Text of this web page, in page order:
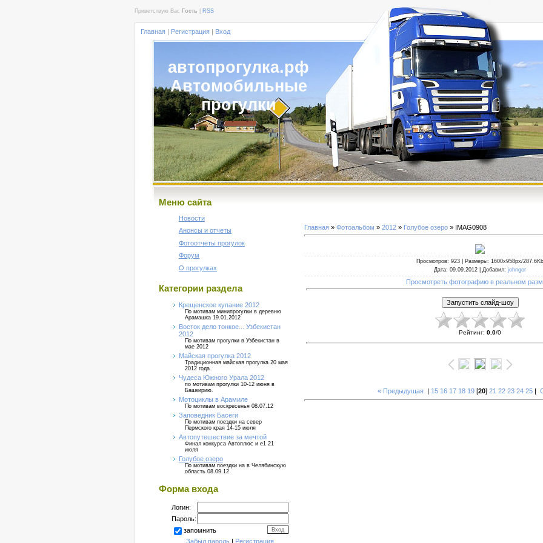
Приветствую Вас Гость RSS
Главная | Регистрация | Вход
автопрогулка.рф
Автомобильные
прогулки
Меню сайта
Новости
Анонсы и отчеты
Фотоотчеты прогулок
Форум
О прогулках
Категории раздела
Крещенское купание 2012
По мотивам минипрогулки в деревню
Арамашка 19.01.2012
Восток дело тонкое... Узбекистан
2012
По мотивам прогулки в Узбекистан в
мае 2012
Майская прогулка 2012
Традиционная майская прогулка 20 мая
2012 года
Чудеса Южного Урала 2012
по мотивам прогулки 10-12 июня в
Башкирию.
Мотоциклы в Арамиле
По мотивам воскресенья 08.07.12
Заповедник Басеги
По мотивам поездки на север
Пермского края 14-15 июля
Автопутешествие за мечтой
Финал конкурса Автоплюс и е1 21
июля
Голубое озеро
По мотивам поездки на в Челябинскую
область 08.09.12
Форма входа
Логин:
Пароль:
запомнить
Забыл пароль | Регистрация
Главная » Фотоальбом » 2012 » Голубое озеро » IMAG0908
Просмотров: 923 | Размеры: 1600x958px/287.6Kb
Дата: 09.09.2012 | Добавил: johngor
Просмотреть фотографию в реальном
Рейтинг: 0.0/0
« Предыдущая | 15 16 17 18 19 [20] 21 22 23 24 25 |